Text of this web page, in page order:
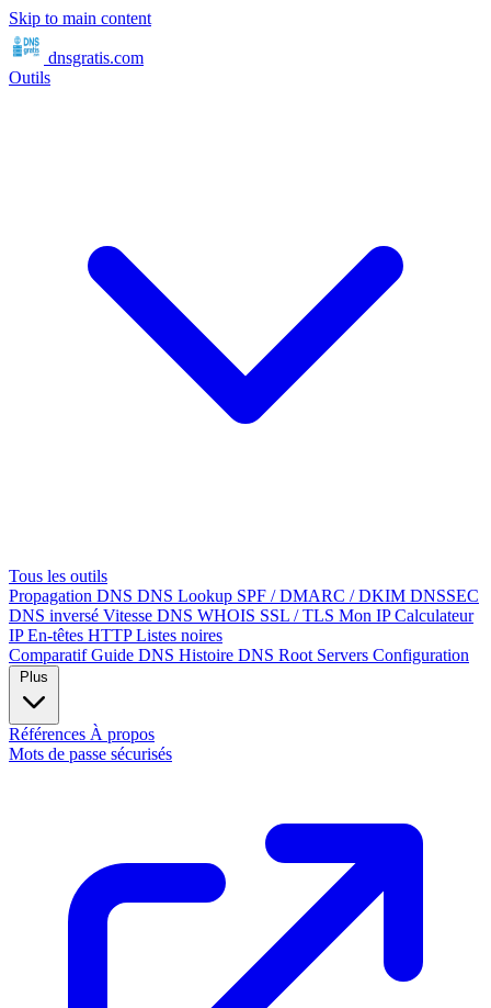
Skip to main content
dnsgratis.com
Outils
Tous les outils
Propagation DNS DNS Lookup SPF / DMARC / DKIM DNSSEC
DNS inversé Vitesse DNS WHOIS SSL / TLS Mon IPCalculateur
IPEn-têtes HTTPListes noires
ComparatifGuide DNS Histoire DNS Root Servers Configuration
Références À propos
Mots de passe sécurisés